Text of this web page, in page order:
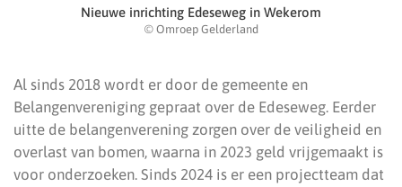
Nieuwe inrichting Edeseweg in Wekerom
© Omroep Gelderland
Al sinds 2018 wordt er door de gemeente en
Belangenvereniging gepraat over de Edeseweg. Eerder
uitte de belangenverening zorgen over de veiligheid en
overlast van bomen, waarna in 2023 geld vrijgemaakt is
voor onderzoeken. Sinds 2024 is er een projectteam dat